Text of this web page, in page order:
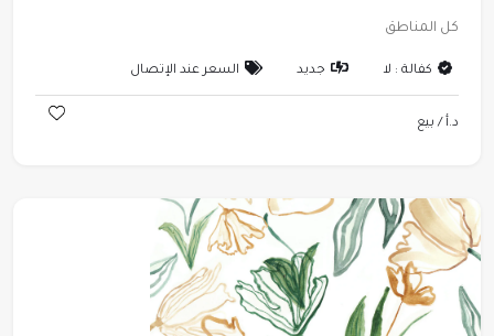
كل المناطق
كفالة : لا جديد السعر عند الإتصال
د.أ / بيع